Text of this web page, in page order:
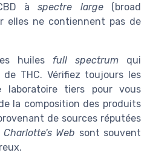
àspectre large(broad
elles ne contiennent pas de
huiles full spectrum qui
THC. Vérifiez toujours les
tiers pour vous
la composition des produits
de sources réputées
Charlotte's Web sont souvent